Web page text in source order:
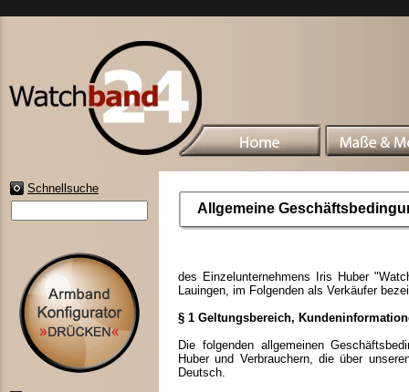
Schnellsuche
Allgemeine
des Einzelunternehmens Iris Huber
Lauingen, im Folgenden als Verkäufer
§ 1 Geltungsbereich,
Die folgenden allgemeinen
Huber und Verbrauchern, die über
Deutsch.